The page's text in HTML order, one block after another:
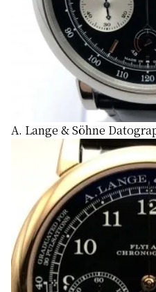
A. Lange & Söhne